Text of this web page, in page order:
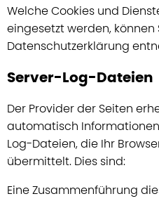
Welche Cookies und
eingesetzt werden, können
Datenschutzerklärung
Server-Log-Dateien
Der Provider der Seiten
automatisch
Log-Dateien, die Ihr
übermittelt. Dies sind:
Eine Zusammenführung